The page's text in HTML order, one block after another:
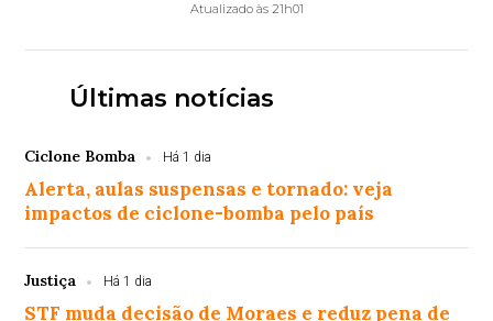
Atualizado às 21h01
Últimas notícias
Ciclone Bomba Há 1 dia
Alerta, aulas suspensas e tornado: veja
impactos de ciclone-bomba pelo país
Justiça Há 1 dia
STF muda decisão de Moraes e reduz pena de